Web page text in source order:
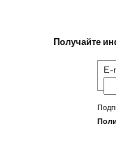
Получайте
E-